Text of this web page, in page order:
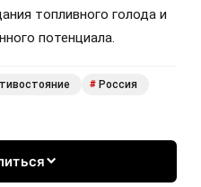
топливного голода и
потенциала.
# Россия